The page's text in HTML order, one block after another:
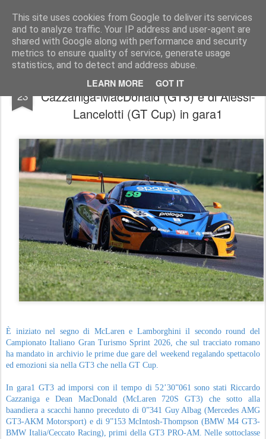
This site uses cookies from Google to deliver its services
and to analyze traffic. Your IP address and user-agent are
shared with Google along with performance and security
metrics to ensure quality of service, generate usage
statistics, and to detect and address abuse.
LEARN MORE GOT IT
AutoMotoCorse. Motorsport Random News 280912
23
GT Sprint a Vallelunga: vittorie di
Cazzaniga-MacDonald (GT3) e di Alessi-
Lancelotti (GT Cup) in gara1
È iniziato nel segno di McLaren e Lamborghini il secondo round del
Campionato Italiano Gran Turismo Sprint 2026, che sul tracciato romano
ha mandato in archivio le prime due gare del weekend regalando spettacolo
ed emozioni sia nella GT3 che nella GT Cup.
In gara1 GT3 ad imporsi con il tempo di 52’30”061 sono stati Riccardo
Cazzaniga e Dean MacDonald (McLaren 720S GT3) che sotto alla
baandiera a scacchi hanno preceduto di 0”341 Guy Albag (Mercedes AMG
GT3-AKM Motorsport) e di 9”153 McIntosh-Thompson (BMW M4 GT3-
BMW Italia/Ceccato Racing), primi della GT3 PRO-AM. Nelle sottoclasse